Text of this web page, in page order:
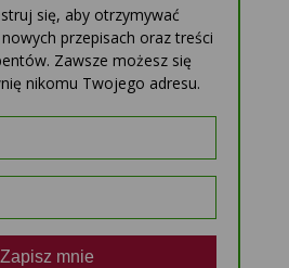
się, aby otrzymywać
przepisach oraz treści
Zawsze możesz się
nikomu Twojego adresu.
Zapisz mnie